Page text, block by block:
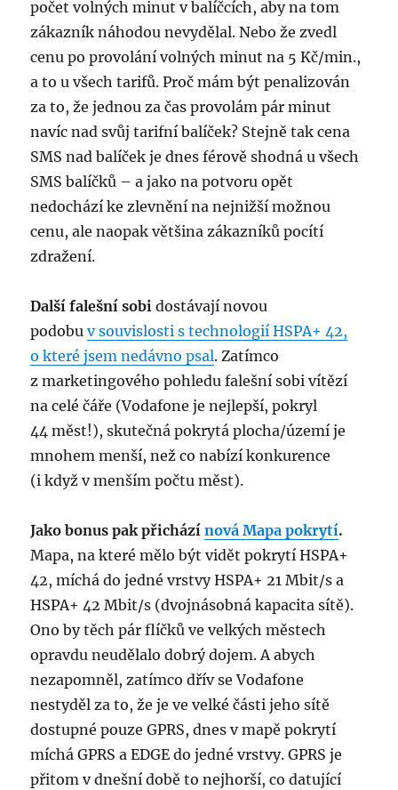
počet volných minut v balíčcích, aby na tom
zákazník náhodou nevydělal. Nebo že zvedl
cenu po provolání volných minut na 5 Kč/min.,
a to u všech tarifů. Proč mám být penalizován
za to, že jednou za čas provolám pár minut
navíc nad svůj tarifní balíček? Stejně tak cena
SMS nad balíček je dnes férově shodná u všech
SMS balíčků – a jako na potvoru opět
nedochází ke zlevnění na nejnižší možnou
cenu, ale naopak většina zákazníků pocítí
zdražení.
Další falešní sobi dostávají novou
podobuv souvis­losti s technologií HSPA+ 42,
o které jsem nedávno psal. Zatímco
z marketingového pohledu falešní sobi vítězí
na celé čáře (Vodafone je nejlepší, pokryl
44 měst!), skutečná pokrytá plocha/území je
mnohem menší, než co nabízí konkurence
(i když v menším počtu měst).
Jako bonus pak přicházínová Mapa pokrytí.
Mapa, na které mělo být vidět pokrytí HSPA+
42, míchá do jedné vrstvy HSPA+ 21 Mbit/s a
HSPA+ 42 Mbit/s (dvojnásobná kapacita sítě).
Ono by těch pár flíčků ve velkých městech
opravdu neudělalo dobrý dojem. A abych
nezapomněl, zatímco dřív se Vodafone
nestyděl za to, že je ve velké části jeho sítě
dostupné pouze GPRS, dnes v mapě pokrytí
míchá GPRS a EDGE do jedné vrstvy. GPRS je
přitom v dnešní době to nejhorší, co datující